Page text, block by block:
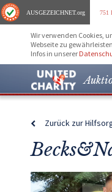
AUSGEZEICHNET.org 751
Wir verwenden Cookies,
Webseite zu
Infos in unserer
Zurück zur